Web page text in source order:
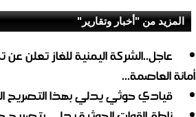
المزيد من "أخبار وتقارير"
أمانة العاصمة...
قيادي حوثي يدلي بهذا التصريح